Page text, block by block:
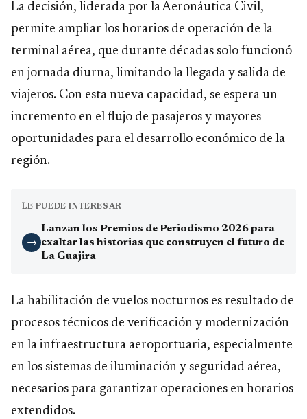
La decisión, liderada por la Aeronáutica Civil,
permite ampliar los horarios de operación de la
terminal aérea, que durante décadas solo funcionó
en jornada diurna, limitando la llegada y salida de
viajeros. Con esta nueva capacidad, se espera un
incremento en el flujo de pasajeros y mayores
oportunidades para el desarrollo económico de la
región.
LE PUEDE INTERESAR
→
Lanzan los Premios de Periodismo 2026 para
exaltar las historias que construyen el futuro de
La Guajira
La habilitación de vuelos nocturnos es resultado de
procesos técnicos de verificación y modernización
en la infraestructura aeroportuaria, especialmente
en los sistemas de iluminación y seguridad aérea,
necesarios para garantizar operaciones en horarios
extendidos.